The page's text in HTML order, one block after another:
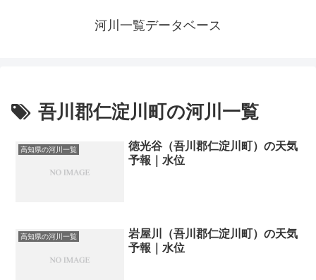
河川一覧データベース
吾川郡仁淀川町の河川一覧
高知県の河川一覧
徳光谷（吾川郡仁淀川町）の天気
予報｜水位
高知県の河川一覧
岩屋川（吾川郡仁淀川町）の天気
予報｜水位